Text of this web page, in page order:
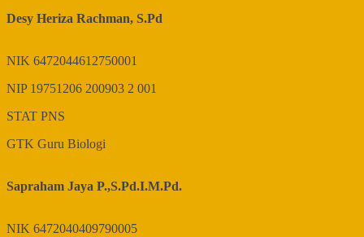
Desy Heriza Rachman, S.Pd
NIK 6472044612750001
NIP 19751206 200903 2 001
STAT PNS
GTK Guru Biologi
Sapraham Jaya P.,S.Pd.I.M.Pd.
NIK 6472040409790005